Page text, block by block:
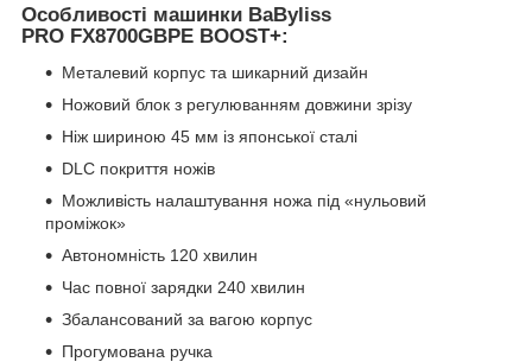
Особливості машинки BaByliss
PRO FX8700GBPE BOOST+:
Металевий корпус та шикарний дизайн
Ножовий блок з регулюванням довжини зрізу
Ніж шириною 45 мм із японської сталі
DLC покриття ножів
Можливість налаштування ножа під «нульовий
проміжок»
Автономність 120 хвилин
Час повної зарядки 240 хвилин
Збалансований за вагою корпус
Прогумована ручка